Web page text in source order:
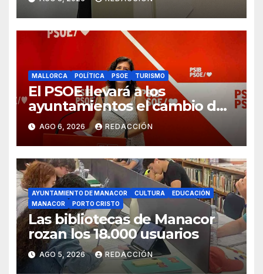
Galmés
MALLORCA POLÍTICA PSOE TURISMO
El PSOE llevará a los
ayuntamientos el cambio de
modelo turístico y de vivienda
AGO 6, 2026 REDACCIÓN
AYUNTAMIENTO DE MANACOR CULTURA
EDUCACIÓN
MANACOR
PORTO CRISTO
Las bibliotecas de Manacor
rozan los 18.000 usuarios
AGO 5, 2026 REDACCIÓN